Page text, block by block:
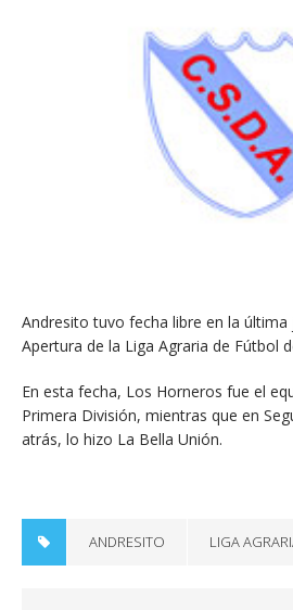
Andresito tuvo fecha libre en la
Apertura de la Liga Agraria de Fútbol
En esta fecha, Los Horneros fue el
Primera División, mientras que en
atrás, lo hizo La Bella Unión.
ANDRESITO LIGA